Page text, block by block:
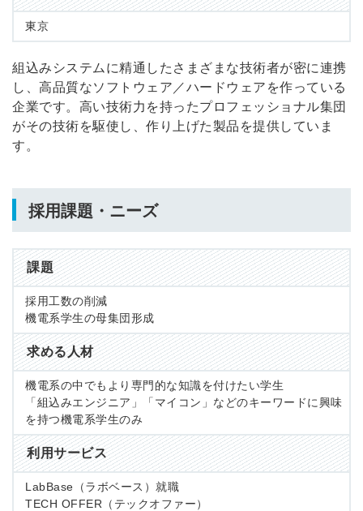
東京
組込みシステムに精通したさまざまな技術者が密に連携
し、高品質なソフトウェア／ハードウェアを作っている
企業です。高い技術力を持ったプロフェッショナル集団
がその技術を駆使し、作り上げた製品を提供していま
す。
採用課題・ニーズ
課題
採用工数の削減
機電系学生の母集団形成
求める人材
機電系の中でもより専門的な知識を付けたい学生
「組込みエンジニア」「マイコン」などのキーワードに興味
を持つ機電系学生のみ
利用サービス
LabBase（ラボベース）就職
TECH OFFER（テックオファー）